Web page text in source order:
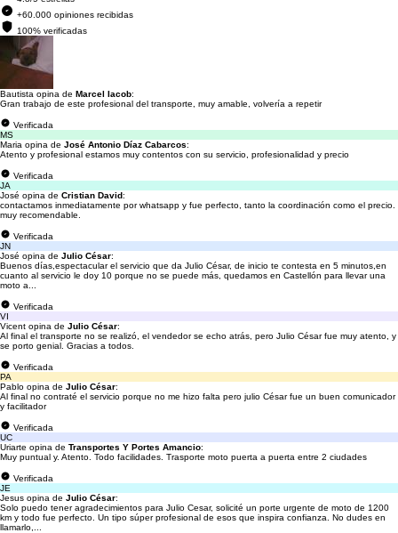
+60.000 opiniones recibidas
100% verificadas
Bautista opina de Marcel Iacob:
Gran trabajo de este profesional del transporte, muy amable, volvería a repetir
Verificada
MS
Maria opina de José Antonio Díaz Cabarcos:
Atento y profesional estamos muy contentos con su servicio, profesionalidad y precio
Verificada
JA
José opina de Cristian David:
contactamos inmediatamente por whatsapp y fue perfecto, tanto la coordinación como el precio.
muy recomendable.
Verificada
JN
José opina de Julio César:
Buenos días,espectacular el servicio que da Julio César, de inicio te contesta en 5 minutos,en
cuanto al servicio le doy 10 porque no se puede más, quedamos en Castellón para llevar una
moto a...
Verificada
VI
Vicent opina de Julio César:
Al final el transporte no se realizó, el vendedor se echo atrás, pero Julio César fue muy atento, y
se porto genial. Gracias a todos.
Verificada
PA
Pablo opina de Julio César:
Al final no contraté el servicio porque no me hizo falta pero julio César fue un buen comunicador
y facilitador
Verificada
UC
Uriarte opina de Transportes Y Portes Amancio:
Muy puntual y. Atento. Todo facilidades. Trasporte moto puerta a puerta entre 2 ciudades
Verificada
JE
Jesus opina de Julio César:
Solo puedo tener agradecimientos para Julio Cesar, solicité un porte urgente de moto de 1200
km y todo fue perfecto. Un tipo súper profesional de esos que inspira confianza. No dudes en
llamarlo,...